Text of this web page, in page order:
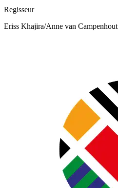
Regisseur
Eriss Khajira/Anne van Campenhout